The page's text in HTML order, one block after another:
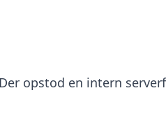
Der opstod en intern